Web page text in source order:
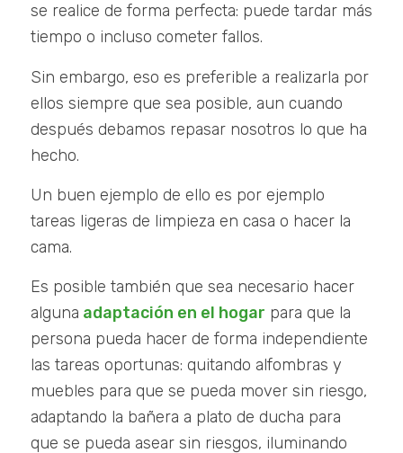
se realice de forma perfecta: puede tardar más
tiempo o incluso cometer fallos.
Sin embargo, eso es preferible a realizarla por
ellos siempre que sea posible, aun cuando
después debamos repasar nosotros lo que ha
hecho.
Un buen ejemplo de ello es por ejemplo
tareas ligeras de limpieza en casa o hacer la
cama.
Es posible también que sea necesario hacer
alguna adaptación en el hogar para que la
persona pueda hacer de forma independiente
las tareas oportunas: quitando alfombras y
muebles para que se pueda mover sin riesgo,
adaptando la bañera a plato de ducha para
que se pueda asear sin riesgos, iluminando